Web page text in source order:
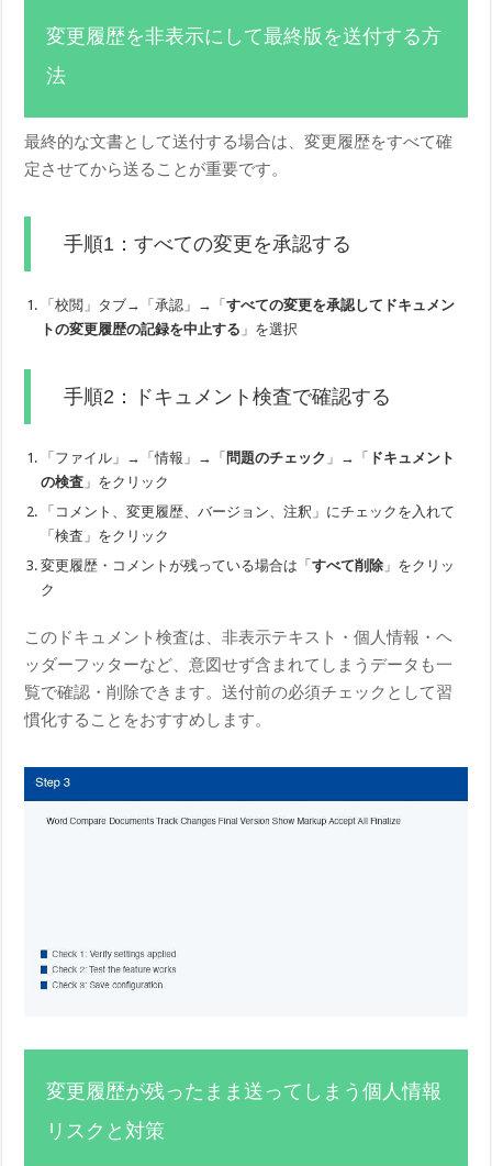
変更履歴を非表示にして最終版を送付する方
法
最終的な文書として送付する場合は、変更履歴をすべて確
定させてから送ることが重要です。
手順1：すべての変更を承認する
「校閲」タブ→「承認」→「すべての変更を承認してドキュメン
トの変更履歴の記録を中止する 」を選択
手順2：ドキュメント検査で確認する
「ファイル」→「情報」→「 問題のチェック 」→「 ドキュメント
の検査 」をクリック
「コメント、変更履歴、バージョン、注釈」にチェックを入れて
「検査」をクリック
変更履歴・コメントが残っている場合は「すべて削除 」をクリッ
ク
このドキュメント検査は、非表示テキスト・個人情報・ヘ
ッダーフッターなど、意図せず含まれてしまうデータも一
覧で確認・削除できます。送付前の必須チェックとして習
慣化することをおすすめします。
変更履歴が残ったまま送ってしまう個人情報
リスクと対策